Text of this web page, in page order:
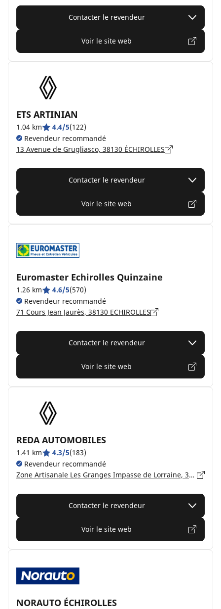
Contacter le revendeur
Voir le site web
ETS ARTINIAN
1.04 km 4.4/5(122)
Revendeur recommandé
13 Avenue de Grugliasco, 38130 ÉCHIROLLES
Contacter le revendeur
Voir le site web
Euromaster Echirolles Quinzaine
1.26 km 4.6/5(570)
Revendeur recommandé
71 Cours Jean Jaurès, 38130 ECHIROLLES
Contacter le revendeur
Voir le site web
REDA AUTOMOBILES
1.41 km 4.3/5(183)
Revendeur recommandé
Zone Artisanale Les Granges Impasse de Lorraine, 38130 ECHIROLLES
Contacter le revendeur
Voir le site web
NORAUTO ÉCHIROLLES